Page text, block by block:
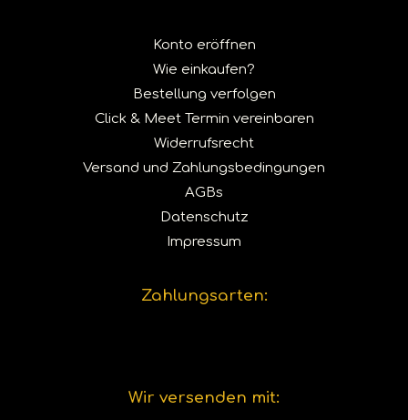
Konto eröffnen
Wie einkaufen?
Bestellung verfolgen
Click & Meet Termin vereinbaren
Widerrufsrecht
Versand und Zahlungsbedingungen
AGBs
Datenschutz
Impressum
Zahlungsarten:
Wir versenden mit: